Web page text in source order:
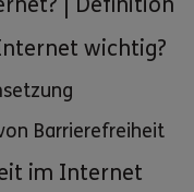
wichtig?
Barrierefreiheit
im Internet